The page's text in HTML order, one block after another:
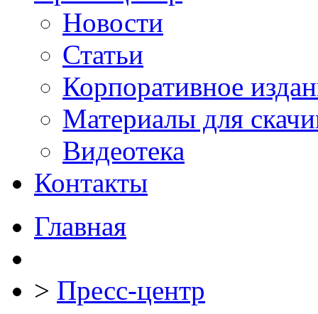
Новости
Статьи
Корпоративное
Материалы для
Видеотека
Контакты
Главная
> Пресс-центр